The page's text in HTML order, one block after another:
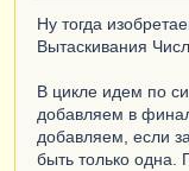
Ну тогда
Вытаскивания
В цикле идем по
добавляем в
добавляем, если
быть только одна.